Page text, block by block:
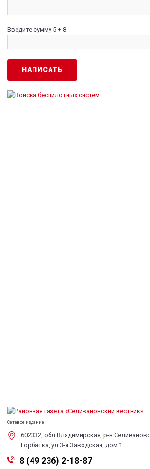
Введите сумму 5 + 8
Сетевое издание
602332, обл Владимирская, р-н
Горбатка, ул 3-я Заводская, дом 1
8 (49 236) 2-18-87